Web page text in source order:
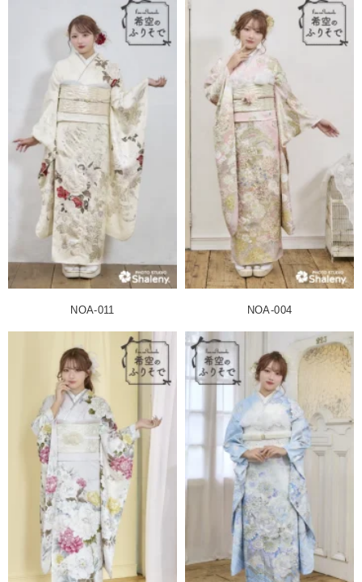
NOA-011 NOA-004